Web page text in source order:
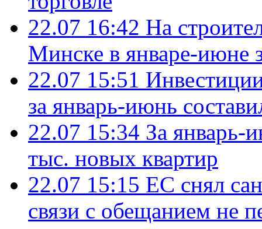
22.07 16:42 На
Минске в январе-июне
22.07 15:51
за январь-июнь
22.07 15:34 За январь-
тыс. новых квартир
22.07 15:15 ЕС снял
связи с обещанием не